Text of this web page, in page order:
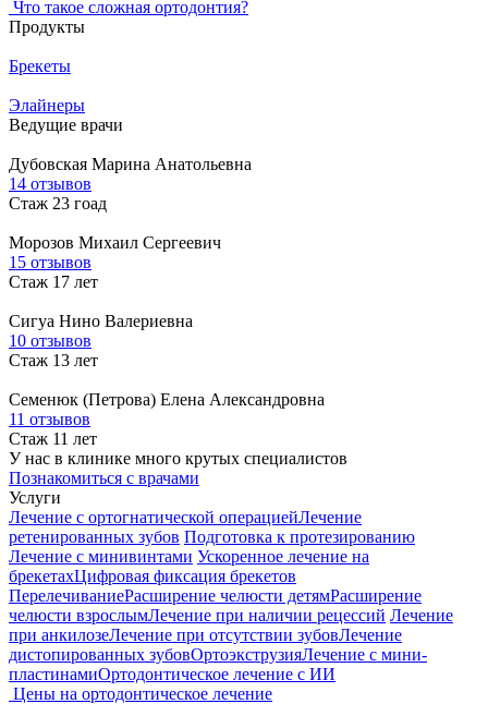
Что такое сложная ортодонтия?
Продукты
Брекеты
Элайнеры
Ведущие врачи
Дубовская Марина Анатольевна
14 отзывов
Стаж 23 гоад
Морозов Михаил Сергеевич
15 отзывов
Стаж 17 лет
Сигуа Нино Валериевна
10 отзывов
Стаж 13 лет
Семенюк (Петрова) Елена Александровна
11 отзывов
Стаж 11 лет
У нас в клинике много крутых специалистов
Познакомиться с врачами
Услуги
Лечение с ортогнатической операциейЛечение
ретенированных зубов Подготовка к протезированию
Лечение с минивинтами Ускоренное лечение на
брекетахЦифровая фиксация брекетов
ПерелечиваниеРасширение челюсти детямРасширение
челюсти взрослымЛечение при наличии рецессий Лечение
при анкилозеЛечение при отсутствии зубовЛечение
дистопированных зубовОртоэкструзияЛечение с мини-
пластинамиОртодонтическое лечение с ИИ
Цены на ортодонтическое лечение